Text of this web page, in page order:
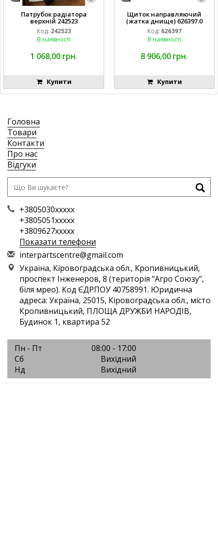
Патрубок радіатора
верхній 242523
Код: 242523
В наявності
1 068,00 грн.
Купити
Щиток направляючий
(жатка днище) 626397.0
Код: 626397
В наявності
8 906,00 грн.
Купити
Головна
Товари
Контакти
Про нас
Відгуки
+3805030xxxxx
+3805051xxxxx
+3809627xxxxx
Показати телефони
interpartscentre@gmail.com
Україна, Кіровоградська обл., Кропивницький,
проспект Інженеров, 8 (територія "Агро Союзу",
біля мрео). Код ЄДРПОУ 40758991. Юридична
адреса: Україна, 25015, Кіровоградська обл., місто
Кропивницький, ПЛОЩА ДРУЖБИ НАРОДІВ,
Будинок 1, квартира 52
Пн - Пт
08:00 - 17:00
Сб
Вихідний
Нд
Вихідний